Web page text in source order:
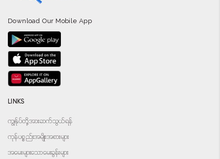
Download Our Mobile App
LINKS
ကျွန်ုပ်တို့အားဆက်သွယ်ရန်
ကုန်ပစ္စည်းအမျိုးအစားများ
အမေးများသောမေးခွန်းများ